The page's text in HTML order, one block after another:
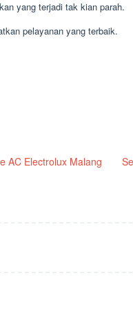
yang terjadi tak kian parah.
pelayanan yang terbaik.
AC Electrolux Malang